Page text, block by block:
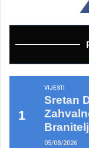
VIJESTI
Sretan
05/08/2026